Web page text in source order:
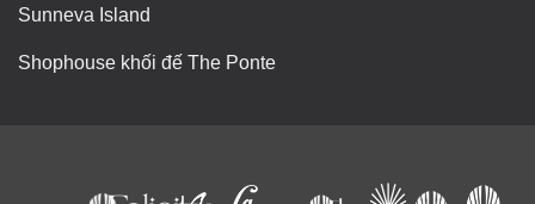
Sunneva Island
Shophouse khối đế The Ponte